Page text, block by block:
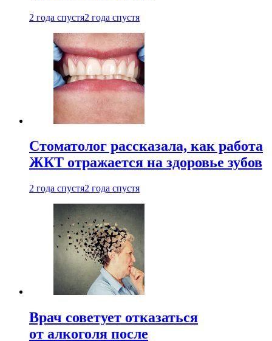
2 года спустя2 года спустя
Стоматолог рассказала, как работа
ЖКТ отражается на здоровье зубов
2 года спустя2 года спустя
Врач советует отказаться
от алкоголя после